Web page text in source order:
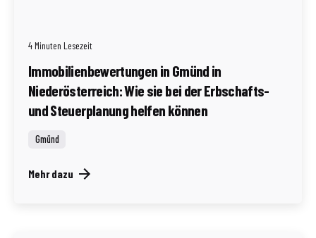
4 Minuten Lesezeit
Immobilienbewertungen in Gmünd in
Niederösterreich: Wie sie bei der Erbschafts-
und Steuerplanung helfen können
Gmünd
Mehr dazu